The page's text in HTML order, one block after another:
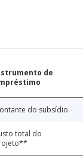
de
do subsídio
total do